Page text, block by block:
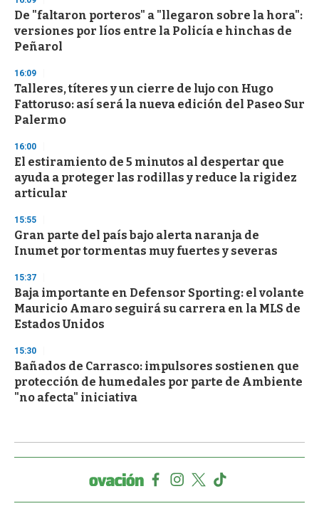
De "faltaron porteros" a "llegaron sobre la hora":
versiones por líos entre la Policía e hinchas de
Peñarol
16:09
Talleres, títeres y un cierre de lujo con Hugo
Fattoruso: así será la nueva edición del Paseo Sur
Palermo
16:00
El estiramiento de 5 minutos al despertar que
ayuda a proteger las rodillas y reduce la rigidez
articular
15:55
Gran parte del país bajo alerta naranja de
Inumet por tormentas muy fuertes y severas
15:37
Baja importante en Defensor Sporting: el volante
Mauricio Amaro seguirá su carrera en la MLS de
Estados Unidos
15:30
Bañados de Carrasco: impulsores sostienen que
protección de humedales por parte de Ambiente
"no afecta" iniciativa